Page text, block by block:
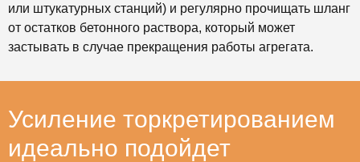
или штукатурных станций) и регулярно прочищать шланг
от остатков бетонного раствора, который может
застывать в случае прекращения работы агрегата.
Усиление торкретированием
идеально подойдет